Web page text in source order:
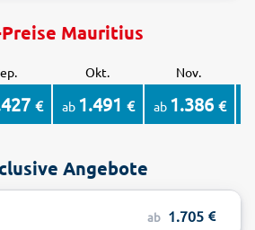
Mauritius
Okt. Nov.
€ ab 1.491 € ab 1.386 €
Angebote
ab 1.705